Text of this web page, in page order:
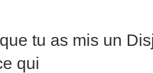
tu as mis un
qui